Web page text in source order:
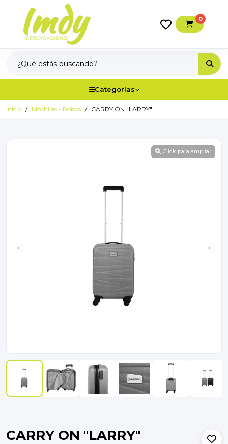
0
Categorías
Inicio Mochilas - Bolsos CARRY ON "LARRY"
Click para ampliar
← →
CARRY ON "LARRY"